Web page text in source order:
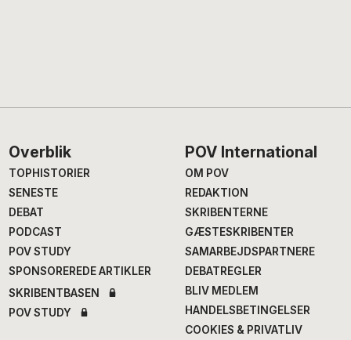
Footer
Overblik
TOPHISTORIER
SENESTE
DEBAT
PODCAST
POV STUDY
SPONSOREREDE ARTIKLER
SKRIBENTBASEN
POV STUDY
POV International
OM POV
REDAKTION
SKRIBENTERNE
GÆSTESKRIBENTER
SAMARBEJDSPARTNERE
DEBATREGLER
BLIV MEDLEM
HANDELSBETINGELSER
COOKIES & PRIVATLIV